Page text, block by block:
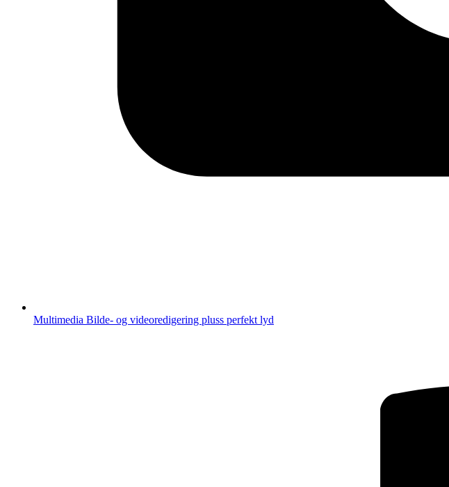
Multimedia Bilde- og videoredigering pluss perfekt lyd